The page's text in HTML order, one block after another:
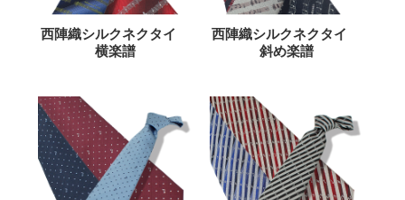
西陣織シルクネクタイ
横楽譜
西陣織シルクネクタイ
斜め楽譜